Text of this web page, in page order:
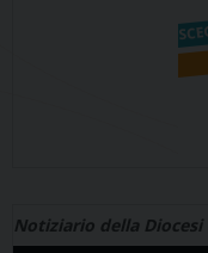
Notiziario della Diocesi